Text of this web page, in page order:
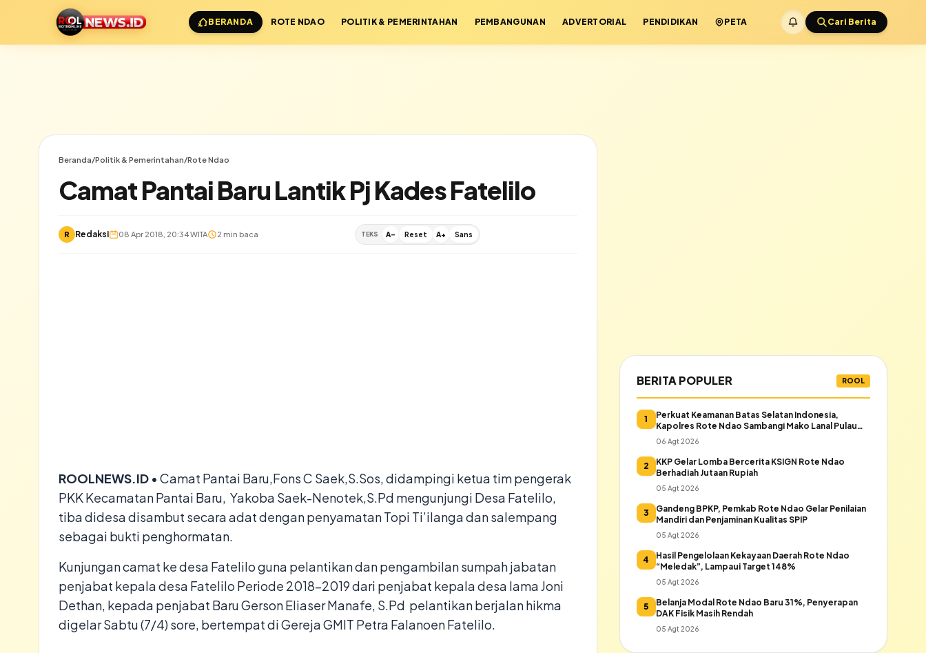
BERANDA ROTE NDAO POLITIK & PEMERINTAHAN PEMBANGUNAN ADVERTORIAL PENDIDIKAN PETA Cari Berita
Beranda/Politik & Pemerintahan/Rote Ndao
Camat Pantai Baru Lantik Pj Kades Fatelilo
R Redaksi 08 Apr 2018, 20:34 WITA 2 min baca TEKS A- Reset A+ Sans
ROOLNEWS.ID • Camat Pantai Baru,Fons C Saek,S.Sos, didampingi ketua tim pengerak
PKK Kecamatan Pantai Baru, Yakoba Saek-Nenotek,S.Pd mengunjungi Desa Fatelilo,
tiba didesa disambut secara adat dengan penyamatan Topi Ti’ilanga dan salempang
sebagai bukti penghormatan.
Kunjungan camat ke desa Fatelilo guna pelantikan dan pengambilan sumpah jabatan
penjabat kepala desa Fatelilo Periode 2018-2019 dari penjabat kepala desa lama Joni
Dethan, kepada penjabat Baru Gerson Eliaser Manafe, S.Pd pelantikan berjalan hikma
digelar Sabtu (7/4) sore, bertempat di Gereja GMIT Petra Falanoen Fatelilo.
BERITA POPULER ROOL
1
Perkuat Keamanan Batas Selatan Indonesia,
Kapolres Rote Ndao Sambangi Mako Lanal Pulau
Rote
06 Agt 2026
2
KKP Gelar Lomba Bercerita KSIGN Rote Ndao
Berhadiah Jutaan Rupiah
05 Agt 2026
3
Gandeng BPKP, Pemkab Rote Ndao Gelar Penilaian
Mandiri dan Penjaminan Kualitas SPIP
05 Agt 2026
4
Hasil Pengelolaan Kekayaan Daerah Rote Ndao
“Meledak”, Lampaui Target 148%
05 Agt 2026
5
Belanja Modal Rote Ndao Baru 31%, Penyerapan
DAK Fisik Masih Rendah
05 Agt 2026